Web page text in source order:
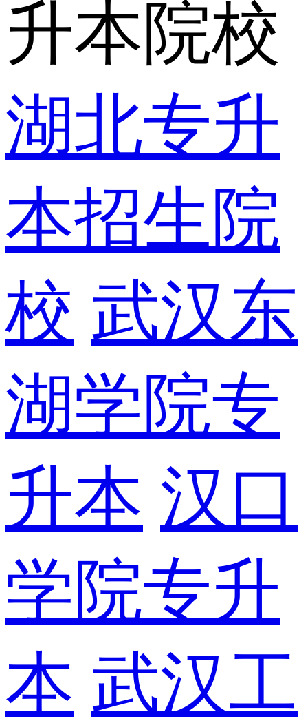
升本院校
湖北专升
本招生院
校 武汉东
湖学院专
升本 汉口
学院专升
本 武汉工